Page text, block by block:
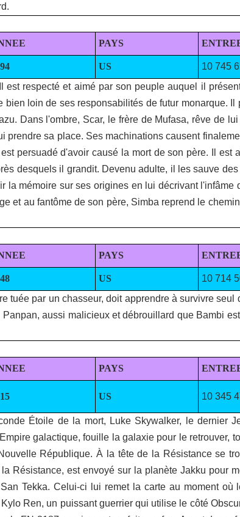
PAYS
US
10 745
est respecté et aimé par son peuple auquel il
loin de ses responsabilités de futur monarque. Il
Dans l'ombre, Scar, le frère de Mufasa, rêve de lui
sa place. Ses machinations causent
persuadé d'avoir causé la mort de son père. Il est
desquels il grandit. Devenu adulte, il les sauve
mémoire sur ses origines en lui décrivant l'infâme
et au fantôme de son père, Simba reprend le
PAYS
US
10 714
tuée par un chasseur, doit apprendre à survivre seul
aussi malicieux et débrouillard que Bambi
PAYS
US 10 345
Étoile de la mort, Luke Skywalker, le dernier
galactique, fouille la galaxie pour le retrouver,
République. À la tête de la Résistance se
Résistance, est envoyé sur la planète Jakku pour
Tekka. Celui-ci lui remet la carte au moment où
Ren, un puissant guerrier qui utilise le côté